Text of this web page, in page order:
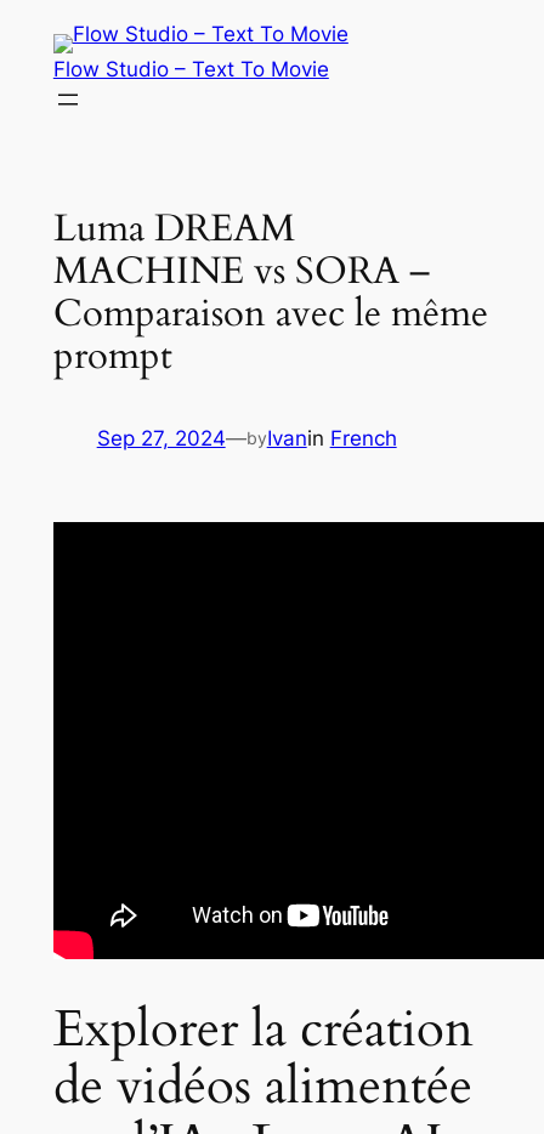
content
Flow Studio – Text To Movie
Luma DREAM
MACHINE vs SORA –
Comparaison avec le même
prompt
Sep 27, 2024—byIvanin French
Explorer la création
de vidéos alimentée